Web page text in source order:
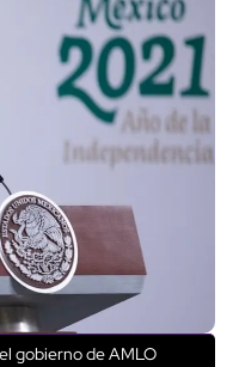
gobierno de AMLO